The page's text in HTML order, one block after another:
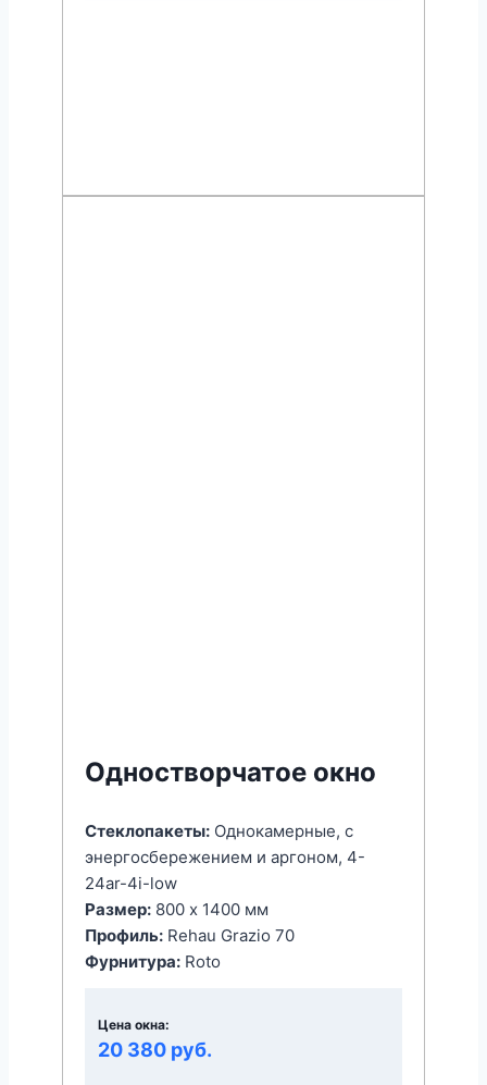
Одностворчатое окно
Стеклопакеты: Однокамерные, с
энергоcбережением и аргоном, 4-
24ar-4i-low
Размер: 800 x 1400 мм
Профиль: Rehau Grazio 70
Фурнитура: Roto
Цена окна:
20 380 руб.